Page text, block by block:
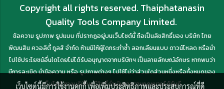
Copyright all rights reserved. Thaiphatanasin
Quality Tools Company Limited.
ข้อความ รูปภาพ รูปแบบ ที่ปรากฏอยู่บนเว็บไซต์นี้ ถือเป็นลิขสิทธิ์ของ บริษัท ไทย
พัฒนสิน ควอลิตี้ ทูลส์ จำกัด ห้ามมิให้ผู้ใดกระทำซ้ำ ลอกเลียนแบบ ดาวน์โหลด หรือนำ
ไปใช้ประโยชน์อื่นใดโดยไม่ได้รับอนุญาตจากบริษัทฯ เป็นลายลักษณ์อักษร หากพบว่า
มีการละเมิด นำข้อความ หรือ รูปภาพต่างๆ ไปใช้ไม่ว่าส่วนใดส่วนหนึ่งหรือทั้งหมดของ
เว็บไซต์ ทางบริษัทฯ มีสิทธิ์ดำเนินการตามกฎหมายได้ทันที
เว็บไซต์นี้มีการใช้งานคุกกี้ เพื่อเพิ่มประสิทธิภาพและประสบการณ์ที่ดี